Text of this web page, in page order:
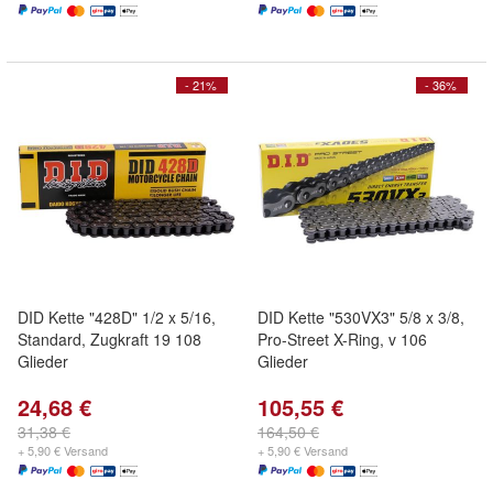
- 21%
DID Kette "428D" 1/2 x 5/16,
Standard, Zugkraft 19 108
Glieder
24,68 €
31,38 €
+ 5,90 € Versand
- 36%
DID Kette "530VX3" 5/8 x 3/8,
Pro-Street X-Ring, v 106
Glieder
105,55 €
164,50 €
+ 5,90 € Versand